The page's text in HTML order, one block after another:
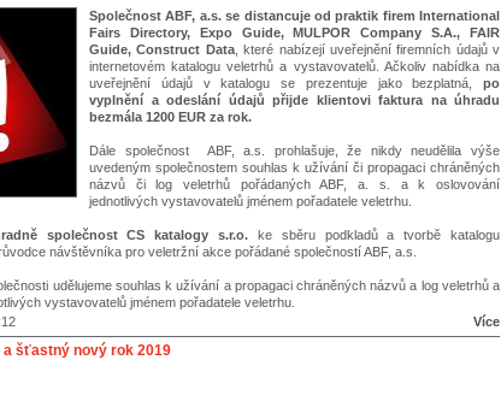
Společnost ABF, a.s. se distancuje od praktik firem International
Fairs Directory, Expo Guide, MULPOR Company S.A., FAIR
Guide, Construct Data, které nabízejí uveřejnění firemních údajů v
internetovém katalogu veletrhů a vystavovatelů. Ačkoliv nabídka na
uveřejnění údajů v katalogu se prezentuje jako bezplatná, po
vyplnění a odeslání údajů přijde klientovi faktura na úhradu
bezmála 1200 EUR za rok.
Dále společnost ABF, a.s. prohlašuje, že nikdy neudělila výše
uvedeným společnostem souhlas k užívání či propagaci chráněných
názvů či log veletrhů pořádaných ABF, a. s. a k oslovování
jednotlivých vystavovatelů jménem pořadatele veletrhu.
společnost CS katalogy s.r.o. ke sběru podkladů a tvorbě katalogu
návštěvníka pro veletržní akce pořádané společností ABF, a.s.
udělujeme souhlas k užívání a propagaci chráněných názvů a log veletrhů a
vystavovatelů jménem pořadatele veletrhu.
Více
a šťastný nový rok 2019